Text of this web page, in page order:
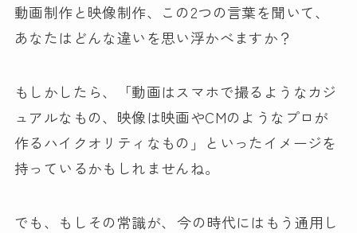
動画制作と映像制作、この2つの言葉を聞いて、
あなたはどんな違いを思い浮かべますか？
もしかしたら、「動画はスマホで撮るようなカジ
ュアルなもの、映像は映画やCMのようなプロが
作るハイクオリティなもの」といったイメージを
持っているかもしれませんね。
でも、もしその常識が、 今の時代にはもう通用し